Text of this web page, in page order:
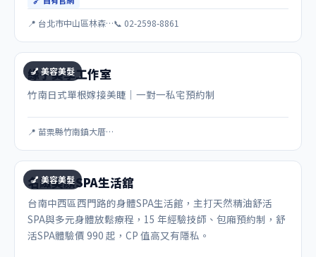
📍 台北市中山區林森…📞 02-2598-8861
💅 美容美髮
緣子美學工作室
竹南日式單根嫁接美睫｜一對一私宅預約制
📍 苗栗縣竹南鎮大厝…
💅 美容美髮
名緻美顏SPA生活舘
台南中西區西門路的身體SPA生活館，主打天然精油舒活
SPA與多元身體放鬆療程，15 年經驗技師、包廂預約制，舒
活SPA體驗價 990 起，CP 值高又有隱私。